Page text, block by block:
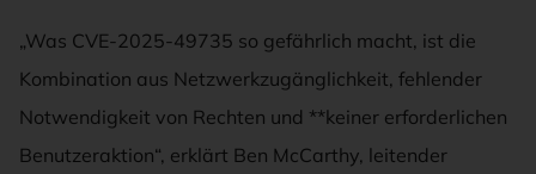
„Was CVE-2025-49735 so gefährlich macht, ist die
Kombination aus Netzwerkzugänglichkeit, fehlender
Notwendigkeit von Rechten und **keiner erforderlichen
Benutzeraktion“, erklärt Ben McCarthy, leitender